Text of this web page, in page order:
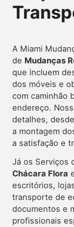
A Miami
de Mudanças
que incluem
dos móveis e
com caminhão
endereço.
detalhes,
a montagem
a satisfação e
Já os Serviços
Chácara Flora
escritórios,
transporte de
documentos e
profissionais